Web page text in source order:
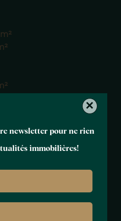
newsletter pour ne rien
immobilières!
×